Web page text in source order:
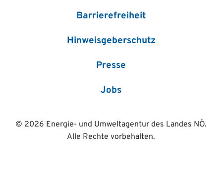
Barrierefreiheit
Hinweisgeberschutz
Presse
Jobs
© 2026 Energie- und Umweltagentur des Landes NÖ.
Alle Rechte vorbehalten.